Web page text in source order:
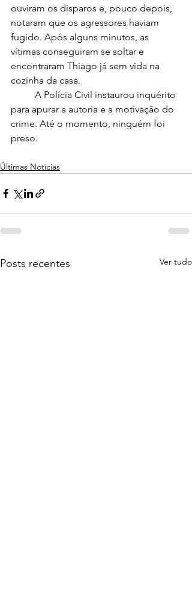
ouviram os disparos e, pouco depois,
notaram que os agressores haviam
fugido. Após alguns minutos, as
vítimas conseguiram se soltar e
encontraram Thiago já sem vida na
cozinha da casa.
para apurar a autoria e a motivação do
crime. Até o momento, ninguém foi
preso.
Últimas Notícias
Posts recentes Ver tudo